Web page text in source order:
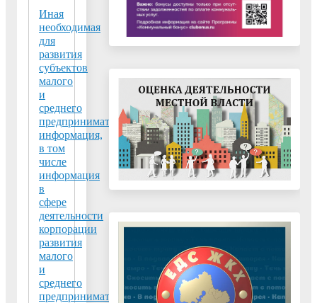
Иная
необходимая
для
развития
субъектов
малого
и
среднего
предпринимательства
информация,
в том
числе
информация
в
сфере
деятельности
корпорации
развития
малого
и
среднего
предпринимательства